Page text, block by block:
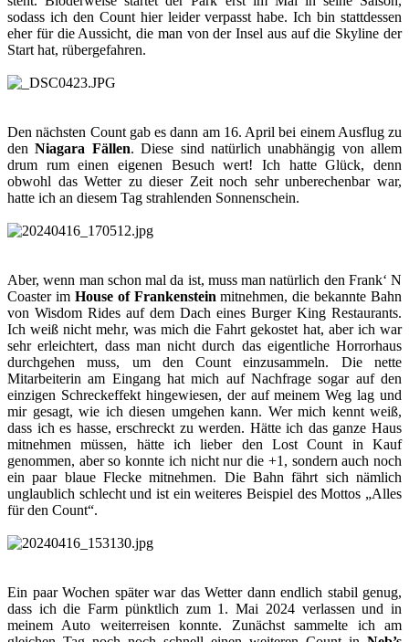
sodass ich den Count hier leider verpasst habe. Ich bin stattdessen
eher für die Aussicht, die man von der Insel aus auf die Skyline der
Start hat, rübergefahren.
Den nächsten Count gab es dann am 16. April bei einem Ausflug zu
denNiagara Fällen. Diese sind natürlich unabhängig von allem
drum rum einen eigenen Besuch wert! Ich hatte Glück, denn
obwohl das Wetter zu dieser Zeit noch sehr unberechenbar war,
hatte ich an diesem Tag strahlenden Sonnenschein.
Aber, wenn man schon mal da ist, muss man natürlich den Frank‘ N
Coaster im House of Frankenstein mitnehmen, die bekannte Bahn
von Wisdom Rides auf dem Dach eines Burger King Restaurants.
Ich weiß nicht mehr, was mich die Fahrt gekostet hat, aber ich war
sehr erleichtert, dass man nicht durch das eigentliche Horrorhaus
durchgehen muss, um den Count einzusammeln. Die nette
Mitarbeiterin am Eingang hat mich auf Nachfrage sogar auf den
einzigen Schreckeffekt hingewiesen, der auf meinem Weg lag und
mir gesagt, wie ich diesen umgehen kann. Wer mich kennt weiß,
dass ich es hasse, erschreckt zu werden. Hätte ich das ganze Haus
mitnehmen müssen, hätte ich lieber den Lost Count in Kauf
genommen, aber so konnte ich nicht nur die +1, sondern auch noch
ein paar blaue Flecke mitnehmen. Die Bahn fährt sich nämlich
unglaublich schlecht und ist ein weiteres Beispiel des Mottos „Alles
für den Count“.
Ein paar Wochen später war das Wetter dann endlich stabil genug,
dass ich die Farm pünktlich zum 1. Mai 2024 verlassen und in
meinem Auto weiterreisen konnte. Zunächst sammelte ich am